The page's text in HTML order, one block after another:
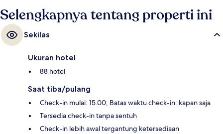
Selengkapnya tentang properti ini
Sekilas
Ukuran hotel
88 hotel
Saat tiba/pulang
Check-in mulai: 15.00; Batas waktu check-in: kapan saja
Tersedia check-in tanpa sentuh
Check-in lebih awal tergantung ketersediaan